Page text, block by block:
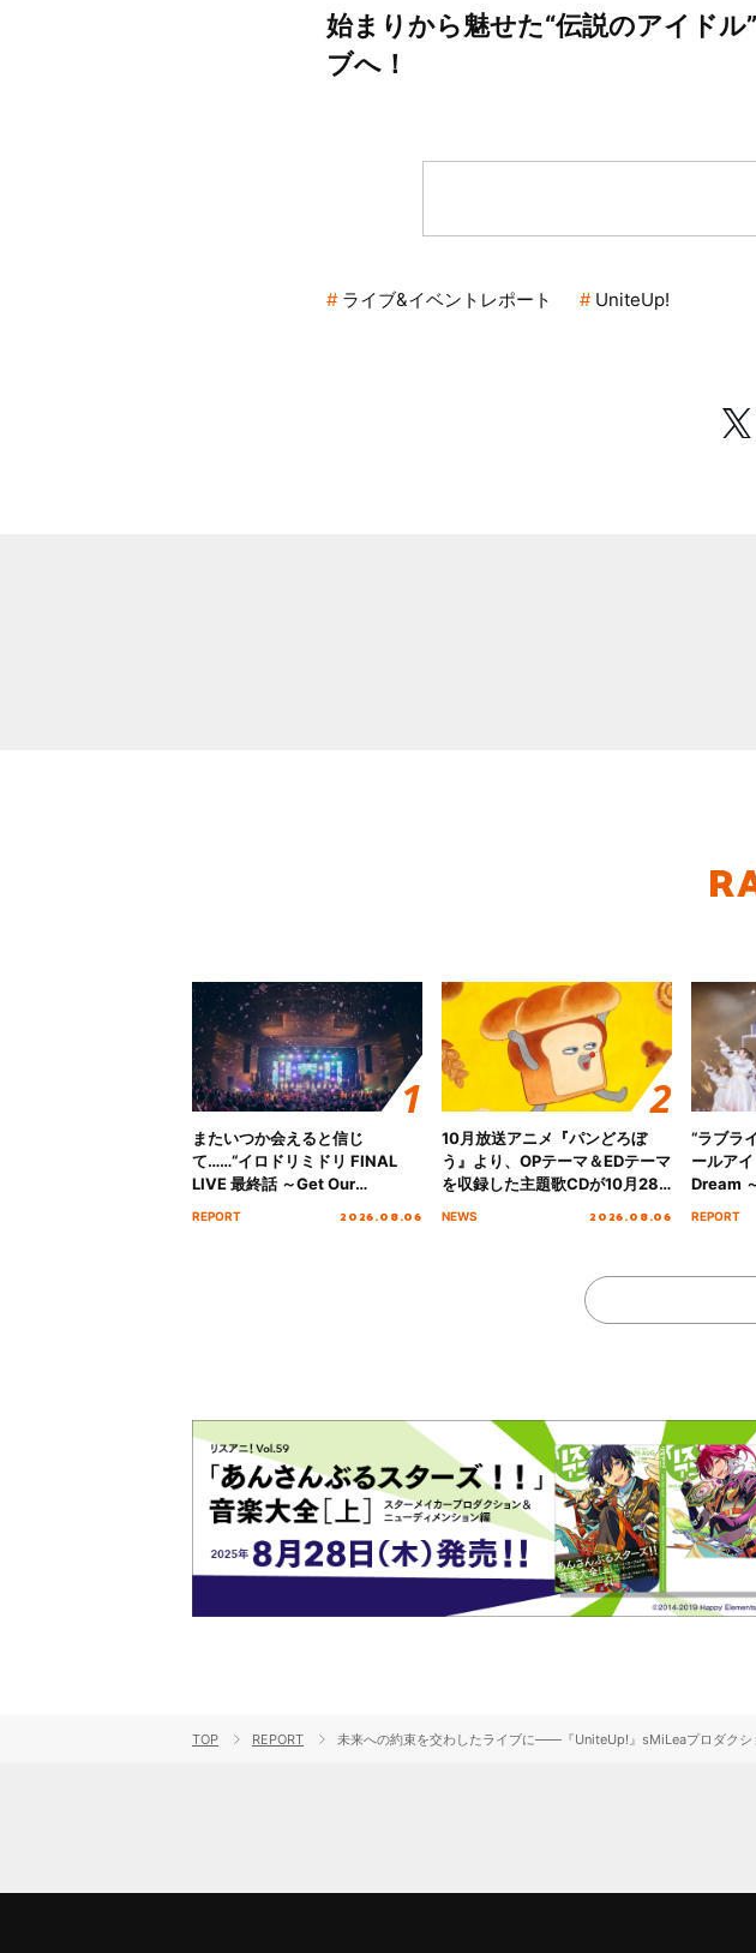
始まりから魅せた“伝説のアイド
ブへ！
ライブ&イベントレポート UniteUp!
またいつか会えると信じ
て……“イロドリミドリ FINAL
LIVE 最終話 ～Get Our
REPORT 2026.08.06
10月放送アニメ『パンどろぼ
う』より、OPテーマ＆EDテーマ
を収録した主題歌CDが10月28
NEWS 2026.08.06
“ラブラ
ールア
Dream
REPORT
TOP REPORT 未来への約束を交わしたライブに――『UniteUp!』sMiLeaプロダク